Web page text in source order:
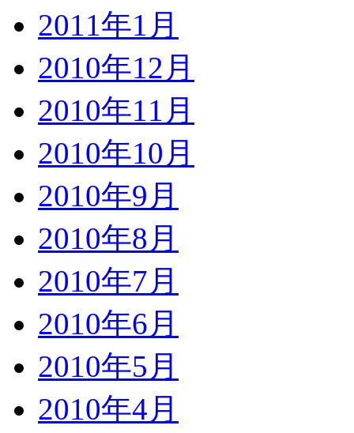
2011年1月
2010年12月
2010年11月
2010年10月
2010年9月
2010年8月
2010年7月
2010年6月
2010年5月
2010年4月